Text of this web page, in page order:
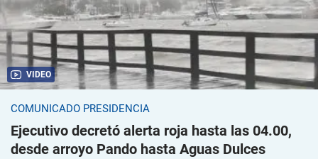
VIDEO
COMUNICADO PRESIDENCIA
Ejecutivo decretó alerta roja hasta las 04.00,
desde arroyo Pando hasta Aguas Dulces